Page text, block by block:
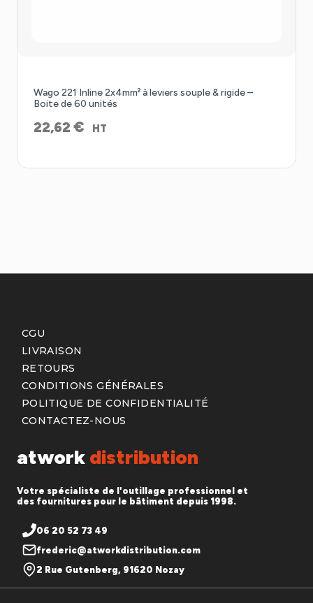
Wago 221 Inline 2x4mm² à leviers souple & rigide –
Boite de 60 unités
22,62 € HT
atwork distribution
Votre spécialiste de l'outillage professionnel et
des fournitures pour le bâtiment depuis 1998.
06 20 52 73 49
frederic@atworkdistribution.com
2 Rue Gutenberg, 91620 Nozay
CGU
LIVRAISON
RETOURS
CONDITIONS GÉNÉRALES
POLITIQUE DE CONFIDENTIALITÉ
CONTACTEZ-NOUS